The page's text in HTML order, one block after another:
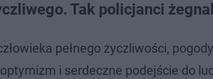
Tak policjanci
pełnego życzliwości,
i serdeczne podejście do